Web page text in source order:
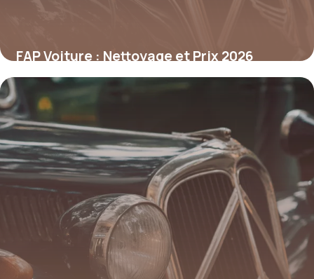
FAP Voiture : Nettoyage et Prix 2026
17 juin 2026